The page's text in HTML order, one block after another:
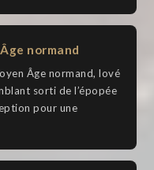
normand
Âge normand, lové
sorti de l’épopée
pour une